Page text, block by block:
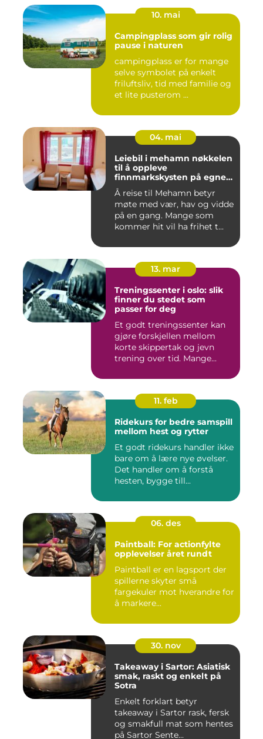
10. mai
Campingplass som gir rolig
pause i naturen
campingplass er for mange
selve symbolet på enkelt
friluftsliv, tid med familie og
et lite pusterom ...
04. mai
Leiebil i mehamn nøkkelen
til å oppleve
finnmarkskysten på egne
premisser
Å reise til Mehamn betyr
møte med vær, hav og vidde
på en gang. Mange som
kommer hit vil ha frihet t...
13. mar
Treningssenter i oslo: slik
finner du stedet som
passer for deg
Et godt treningssenter kan
gjøre forskjellen mellom
korte skippertak og jevn
trening over tid. Mange...
11. feb
Ridekurs for bedre samspill
mellom hest og rytter
Et godt ridekurs handler ikke
bare om å lære nye øvelser.
Det handler om å forstå
hesten, bygge till...
06. des
Paintball: For actionfylte
opplevelser året rundt
Paintball er en lagsport der
spillerne skyter små
fargekuler mot hverandre for
å markere...
30. nov
Takeaway i Sartor: Asiatisk
smak, raskt og enkelt på
Sotra
Enkelt forklart betyr
takeaway i Sartor rask, fersk
og smakfull mat som hentes
på Sartor Sente...